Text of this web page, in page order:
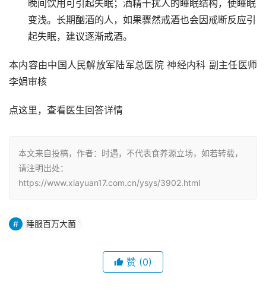
晚间饮用可引起失眠；酒精干扰人的睡眠结构，使睡眠
变浅。长期酗酒的人，如果骤然戒酒也会因戒断反应引
起失眠，建议逐渐戒酒。
本内容由中国人民解放军陆军总医院 神经内科 副主任医师
李娟审核
点这里，查看医生回答详情
本文来自投稿，作者：时遇，不代表食养源立场，如若转载，
请注明出处：
https://www.xiayuan17.com.cn/ysys/3902.html
睡服百万大菌
赞 (0)